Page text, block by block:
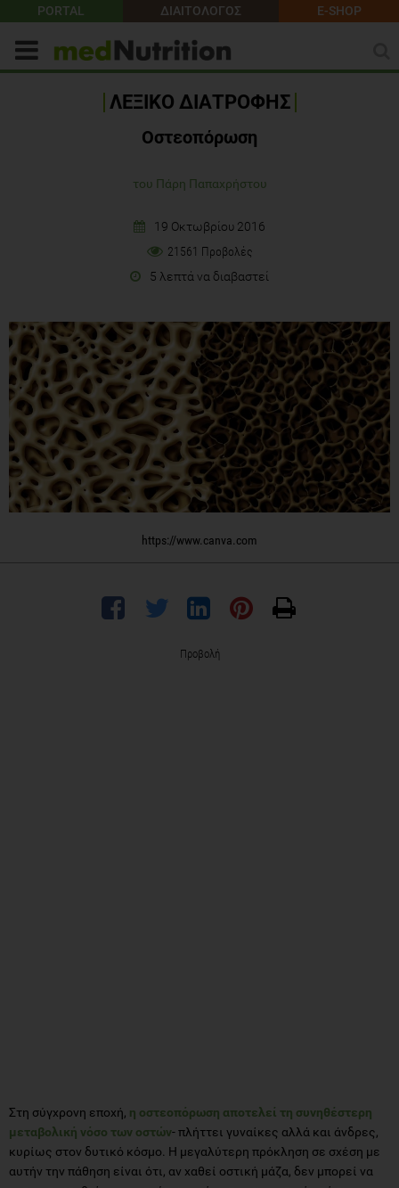
PORTAL ΔΙΑΙΤΟΛΟΓΟΣ E-SHOP
ΛΕΞΙΚΟ ΔΙΑΤΡΟΦΗΣ
Οστεοπόρωση
του Πάρη Παπαχρήστου
19 Οκτωβρίου 2016
21561 Προβολές
5 λεπτά να διαβαστεί
https://www.canva.com
Προβολή
Στη σύγχρονη εποχή, η οστεοπόρωση αποτελεί τη συνηθέστερη
μεταβολική νόσο των οστών- πλήττει γυναίκες αλλά και άνδρες,
κυρίως στον δυτικό κόσμο. Η μεγαλύτερη πρόκληση σε σχέση με
αυτήν την πάθηση είναι ότι, αν χαθεί οστική μάζα, δεν μπορεί να